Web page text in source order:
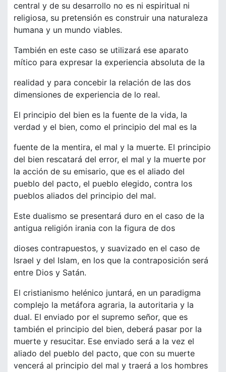
central y de su desarrollo no es ni espiritual ni
religiosa, su pretensión es construir una naturaleza
humana y un mundo viables.
También en este caso se utilizará ese aparato
mítico para expresar la experiencia absoluta de la
realidad y para concebir la relación de las dos
dimensiones de experiencia de lo real.
El principio del bien es la fuente de la vida, la
verdad y el bien, como el principio del mal es la
fuente de la mentira, el mal y la muerte. El principio
del bien rescatará del error, el mal y la muerte por
la acción de su emisario, que es el aliado del
pueblo del pacto, el pueblo elegido, contra los
pueblos aliados del principio del mal.
Este dualismo se presentará duro en el caso de la
antigua religión irania con la figura de dos
dioses contrapuestos, y suavizado en el caso de
Israel y del Islam, en los que la contraposición será
entre Dios y Satán.
El cristianismo helénico juntará, en un paradigma
complejo la metáfora agraria, la autoritaria y la
dual. El enviado por el supremo señor, que es
también el principio del bien, deberá pasar por la
muerte y resucitar. Ese enviado será a la vez el
aliado del pueblo del pacto, que con su muerte
vencerá al principio del mal y traerá a los hombres